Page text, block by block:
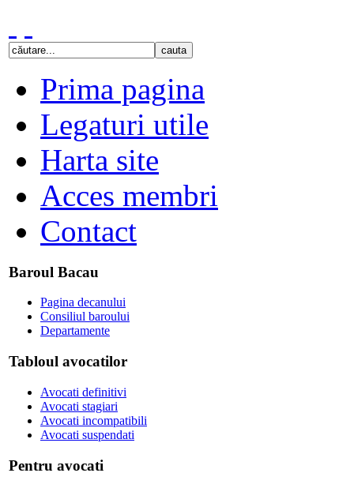
Prima pagina
Legaturi utile
Harta site
Acces membri
Contact
Baroul Bacau
Pagina decanului
Consiliul baroului
Departamente
Tabloul avocatilor
Avocati definitivi
Avocati stagiari
Avocati incompatibili
Avocati suspendati
Pentru avocati